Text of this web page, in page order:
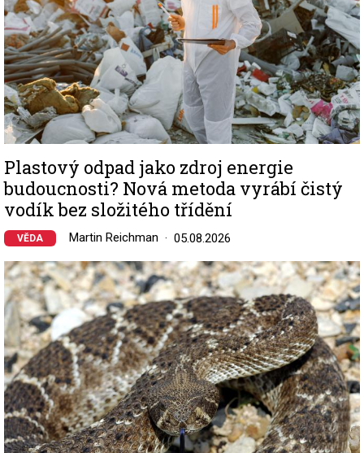
Plastový odpad jako zdroj energie
budoucnosti? Nová metoda vyrábí čistý
vodík bez složitého třídění
VĚDA Martin Reichman 05.08.2026
Image